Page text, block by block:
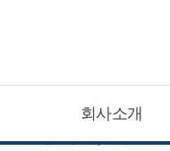
회사소개
CATEGOLY
현대계측기